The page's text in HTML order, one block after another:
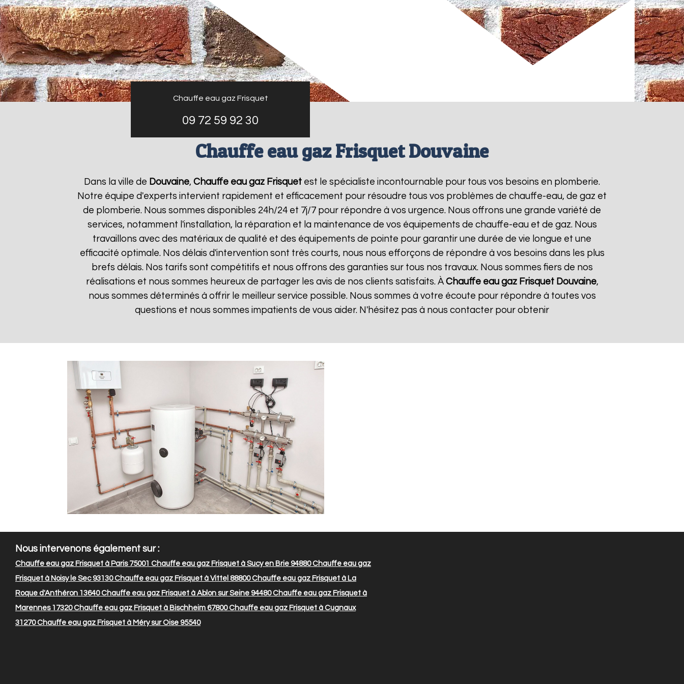
Chauffe eau gaz Frisquet
09 72 59 92 30
Chauffe eau gaz Frisquet Douvaine
Dans la ville de Douvaine, Chauffe eau gaz Frisquet est le spécialiste incontournable pour tous vos besoins en plomberie.
Notre équipe d'experts intervient rapidement et efficacement pour résoudre tous vos problèmes de chauffe-eau, de gaz et
de plomberie. Nous sommes disponibles 24h/24 et 7j/7 pour répondre à vos urgence. Nous offrons une grande variété de
services, notamment l'installation, la réparation et la maintenance de vos équipements de chauffe-eau et de gaz. Nous
travaillons avec des matériaux de qualité et des équipements de pointe pour garantir une durée de vie longue et une
efficacité optimale. Nos délais d'intervention sont très courts, nous nous efforçons de répondre à vos besoins dans les plus
brefs délais. Nos tarifs sont compétitifs et nous offrons des garanties sur tous nos travaux. Nous sommes fiers de nos
réalisations et nous sommes heureux de partager les avis de nos clients satisfaits. ÀChauffe eau gaz Frisquet Douvaine,
nous sommes déterminés à offrir le meilleur service possible. Nous sommes à votre écoute pour répondre à toutes vos
questions et nous sommes impatients de vous aider. N'hésitez pas à nous contacter pour obtenir
Nous intervenons également sur :
Chauffe eau gaz Frisquet à Paris 75001 Chauffe eau gaz Frisquet à Sucy en Brie 94880Chauffe eau gaz
Frisquet à Noisy le Sec 93130Chauffe eau gaz Frisquet à Vittel 88800Chauffe eau gaz Frisquet à La
Roque d'Anthéron 13640Chauffe eau gaz Frisquet à Ablon sur Seine 94480Chauffe eau gaz Frisquet à
Marennes 17320Chauffe eau gaz Frisquet à Bischheim 67800Chauffe eau gaz Frisquet à Cugnaux
31270Chauffe eau gaz Frisquet à Méry sur Oise 95540